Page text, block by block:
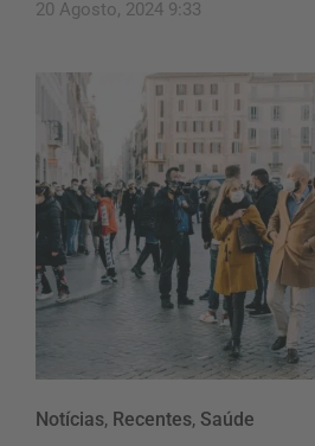
20 Agosto, 2024 9:33
Notícias, Recentes, Saúde